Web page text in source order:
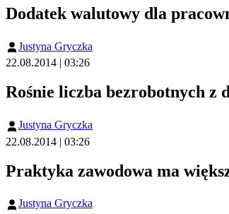
Dodatek walutowy dla
Justyna Gryczka
22.08.2014 | 03:26
Rośnie liczba bezrobotnych z
Justyna Gryczka
22.08.2014 | 03:26
Praktyka zawodowa ma
Justyna Gryczka